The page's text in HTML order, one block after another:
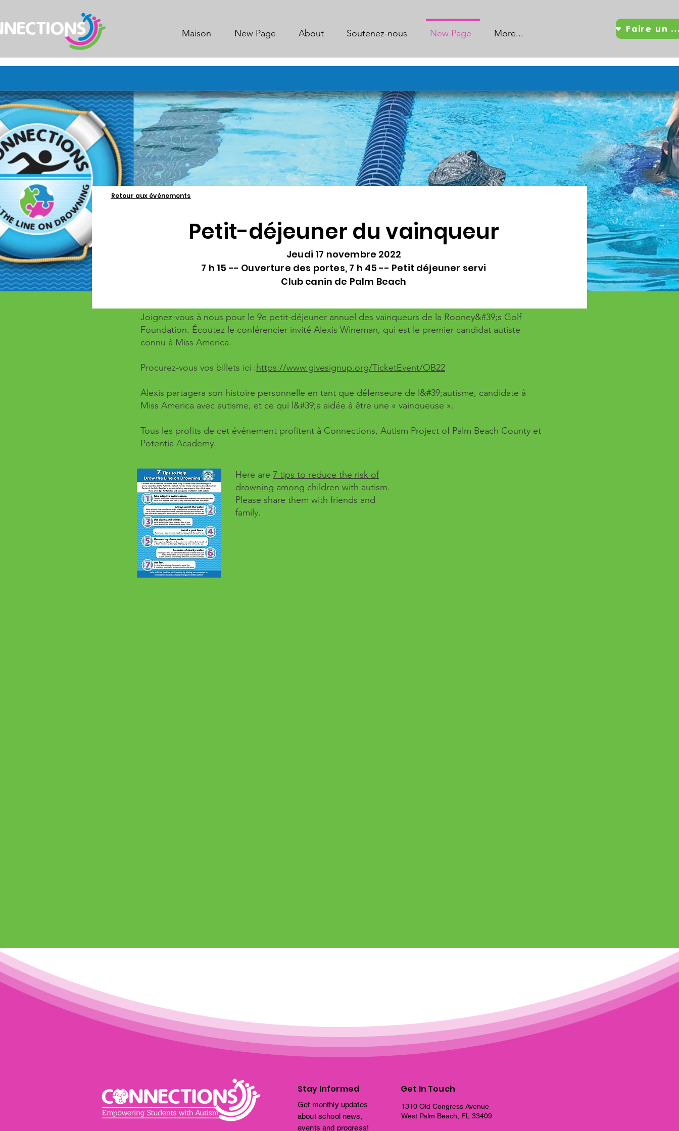
Maison New Page About Soutenez-nous New Page More... Faire un
Joignez-vous à nous pour le 9e petit-déjeuner annuel des vainqueurs de la Rooney&#39;s Golf
Foundation. Écoutez le conférencier invité Alexis Wineman, qui est le premier candidat autiste
connu à Miss America.
Procurez-vous vos billets ici :https://www.givesignup.org/TicketEvent/OB22
Alexis partagera son histoire personnelle en tant que défenseure de l&#39;autisme, candidate à
Miss America avec autisme, et ce qui l&#39;a aidée à être une « vainqueuse ».
Tous les profits de cet événement profitent à Connections, Autism Project of Palm Beach County et
Potentia Academy.
Here are 7 tips to reduce the risk of
drowning among children with autism.
Please share them with friends and
family.
Retour aux événements
Petit-déjeuner du vainqueur
Jeudi 17 novembre 2022
7 h 15 -- Ouverture des portes, 7 h 45 -- Petit déjeuner servi
Club canin de Palm Beach
Stay Informed
Get monthly updates
about school news,
events and progress!
Get In Touch
1310 Old Congress Avenue
West Palm Beach, FL 33409